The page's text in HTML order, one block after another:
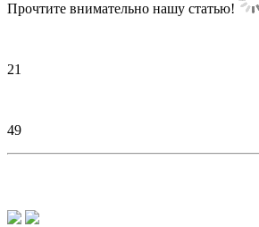
Прочтите внимательно нашу статью!
21
49